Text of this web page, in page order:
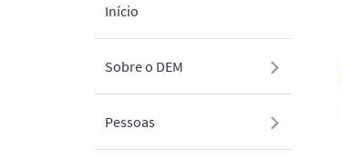
Início
Sobre o DEM
Pessoas